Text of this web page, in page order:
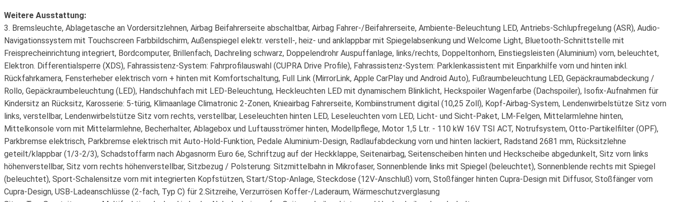
Weitere Ausstattung:
3. Bremsleuchte, Ablagetasche an Vordersitzlehnen, Airbag Beifahrerseite abschaltbar, Airbag Fahrer-/Beifahrerseite, Ambiente-Beleuchtung LED, Antriebs-Schlupfregelung (ASR), Audio-
Navigationssystem mit Touchscreen Farbbildschirm, Außenspiegel elektr. verstell-, heiz- und anklappbar mit Spiegelabsenkung und Welcome Light, Bluetooth-Schnittstelle mit
Freisprecheinrichtung integriert, Bordcomputer, Brillenfach, Dachreling schwarz, Doppelendrohr Auspuffanlage, links/rechts, Doppeltonhorn, Einstiegsleisten (Aluminium) vorn, beleuchtet,
Elektron. Differentialsperre (XDS), Fahrassistenz-System: Fahrprofilauswahl (CUPRA Drive Profile), Fahrassistenz-System: Parklenkassistent mit Einparkhilfe vorn und hinten inkl.
Rückfahrkamera, Fensterheber elektrisch vorn + hinten mit Komfortschaltung, Full Link (MirrorLink, Apple CarPlay und Android Auto), Fußraumbeleuchtung LED, Gepäckraumabdeckung /
Rollo, Gepäckraumbeleuchtung (LED), Handschuhfach mit LED-Beleuchtung, Heckleuchten LED mit dynamischem Blinklicht, Heckspoiler Wagenfarbe (Dachspoiler), Isofix-Aufnahmen für
Kindersitz an Rücksitz, Karosserie: 5-türig, Klimaanlage Climatronic 2-Zonen, Knieairbag Fahrerseite, Kombiinstrument digital (10,25 Zoll), Kopf-Airbag-System, Lendenwirbelstütze Sitz vorn
links, verstellbar, Lendenwirbelstütze Sitz vorn rechts, verstellbar, Leseleuchten hinten LED, Leseleuchten vorn LED, Licht- und Sicht-Paket, LM-Felgen, Mittelarmlehne hinten,
Mittelkonsole vorn mit Mittelarmlehne, Becherhalter, Ablagebox und Luftausströmer hinten, Modellpflege, Motor 1,5 Ltr. - 110 kW 16V TSI ACT, Notrufsystem, Otto-Partikelfilter (OPF),
Parkbremse elektrisch, Parkbremse elektrisch mit Auto-Hold-Funktion, Pedale Aluminium-Design, Radlaufabdeckung vorn und hinten lackiert, Radstand 2681 mm, Rücksitzlehne
geteilt/klappbar (1/3-2/3), Schadstoffarm nach Abgasnorm Euro 6e, Schriftzug auf der Heckklappe, Seitenairbag, Seitenscheiben hinten und Heckscheibe abgedunkelt, Sitz vorn links
höhenverstellbar, Sitz vorn rechts höhenverstellbar, Sitzbezug / Polsterung: Sitzmittelbahn in Mikrofaser, Sonnenblende links mit Spiegel (beleuchtet), Sonnenblende rechts mit Spiegel
(beleuchtet), Sport-Schalensitze vorn mit integrierten Kopfstützen, Start/Stop-Anlage, Steckdose (12V-Anschluß) vorn, Stoßfänger hinten Cupra-Design mit Diffusor, Stoßfänger vorn
Cupra-Design, USB-Ladeanschlüsse (2-fach, Typ C) für 2.Sitzreihe, Verzurrösen Koffer-/Laderaum, Wärmeschutzverglasung